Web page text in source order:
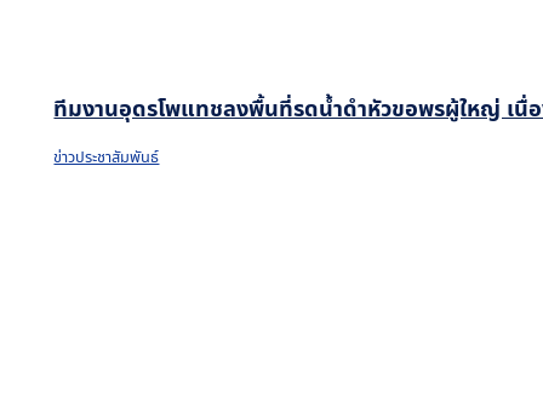
ทีมงานอุดรโพแทชลงพื้นที่รดน้ำดำหัวขอพรผู้ใหญ่ เนื่อ
ข่าวประชาสัมพันธ์